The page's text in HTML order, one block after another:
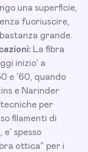
una superficie,
fuoriuscire,
grande.
La fibra
inizio' a
e '60, quando
e Narinder
per
filamenti di
e' spesso
ottica" per i